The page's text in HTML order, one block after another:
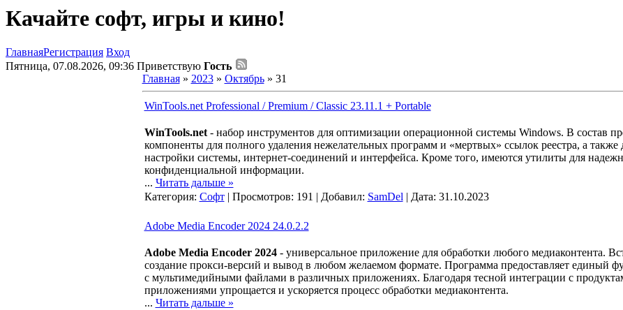
Качайте софт, игры и кино!
ГлавнаяРегистрация Вход
Пятница, 07.08.2026, 09:36 Приветствую Гость
Главная» 2023 » Октябрь » 31
WinTools.net Professional / Premium / Classic 23.11.1 + Portable
WinTools.net- набор инструментов для оптимизации операционной системы Windows. В состав
компоненты для полного удаления нежелательных программ и «мертвых» ссылок реестра, а также
настройки системы, интернет-соединений и интерфейса. Кроме того, имеются утилиты для
конфиденциальной информации.
... Читать дальше »
Категория: Софт| Просмотров: 191 | Добавил: SamDel| Дата: 31.10.2023
Adobe Media Encoder 2024 24.0.2.2
Adobe Media Encoder 2024- универсальное приложение для обработки любого медиаконтента.
создание прокси-версий и вывод в любом желаемом формате. Программа предоставляет единый
с мультимедийными файлами в различных приложениях. Благодаря тесной интеграции с
приложениями упрощается и ускоряется процесс обработки медиаконтента.
... Читать дальше »